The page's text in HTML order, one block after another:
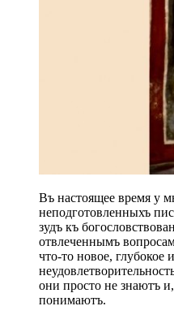
Въ настоящее время у
неподготовленныхъ
зудъ къ
отвлеченнымъ
что-то новое, глубокое
они просто не знаютъ
понимаютъ.